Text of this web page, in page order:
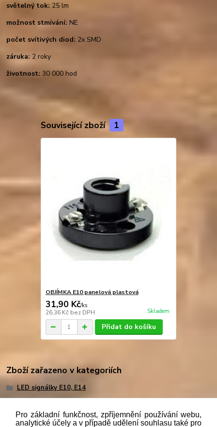
světelný tok: 25 lm
možnost stmívání: NE
počet svítivých diod: 2x SMD
záruka: 2 roky
životnost: 30 000 hod
Související zboží 1
OBJÍMKA E10 panelová plastová
31,90 Kč/ks
26,36 Kč bez DPH Skladem
Přidat do košíku
Zboží zařazeno v kategoriích
LED signálky E10, E14
Pro základní funkčnost, zpříjemnění používání webu,
analytické účely a v případě udělení souhlasu také pro